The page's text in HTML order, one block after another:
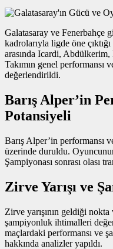
Galatasaray ve Fenerbahçe
kadrolarıyla ligde öne
arasında Icardi,
Takımın genel performansı
değerlendirildi.
Barış Alper’in
Potansiyeli
Barış Alper’in performansı
üzerinde duruldu.
Şampiyonası sonrası olası
Zirve Yarışı ve
Zirve yarışının geldiği
şampiyonluk ihtimalleri
maçlardaki performansı ve
hakkında analizler yapıldı.